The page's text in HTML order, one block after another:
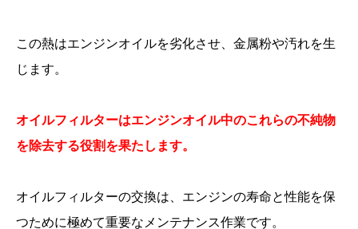
この熱はエンジンオイルを劣化させ、金属粉や汚れを生
じます。
オイルフィルターはエンジンオイル中のこれらの不純物
を除去する役割を果たします。
オイルフィルターの交換は、エンジンの寿命と性能を保
つために極めて重要なメンテナンス作業です。